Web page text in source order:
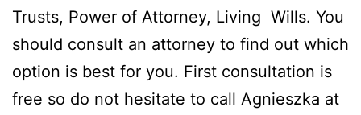
Trusts, Power of Attorney, Living Wills. You
should consult an attorney to find out which
option is best for you. First consultation is
free so do not hesitate to call Agnieszka at